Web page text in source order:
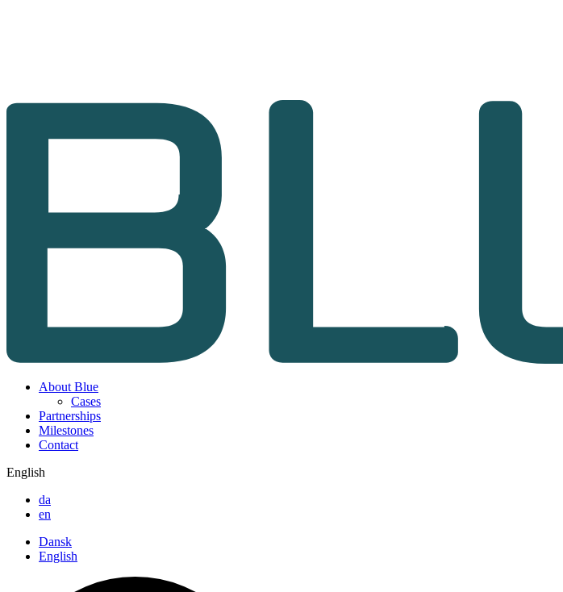
About Blue
Cases
Partnerships
Milestones
Contact
English
da
en
Dansk
English